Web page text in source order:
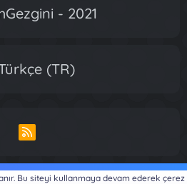
- 2021
(TR)
R
S
Bu siteyi kullanmaya devam ederek çerez